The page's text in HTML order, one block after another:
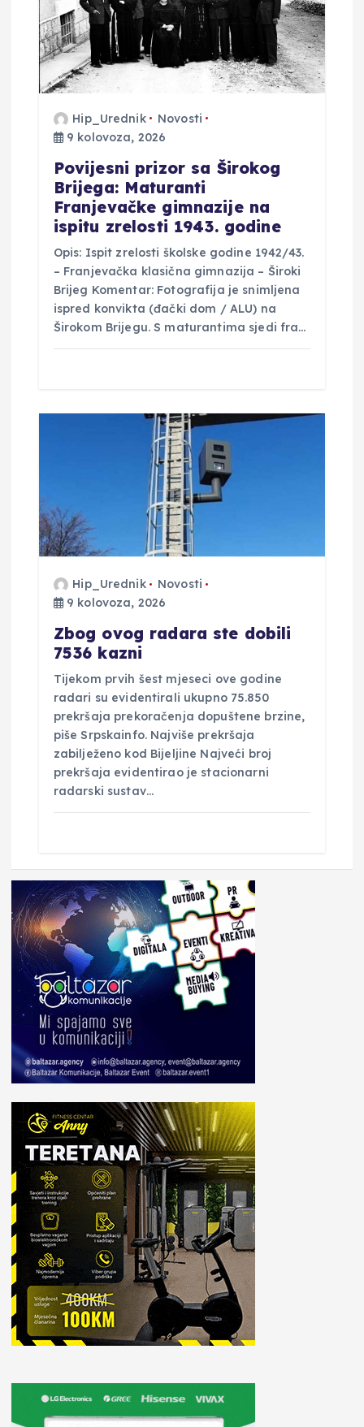
b
a
Hip_Urednik
Novosti
9 kolovoza, 2026
Povijesni prizor sa Širokog
Brijega: Maturanti
Franjevačke gimnazije na
ispitu zrelosti 1943. godine
Opis: Ispit zrelosti školske godine 1942/43.
– Franjevačka klasična gimnazija – Široki
Brijeg Komentar: Fotografija je snimljena
ispred konvikta (đački dom / ALU) na
Širokom Brijegu. S maturantima sjedi fra…
Hip_Urednik
Novosti
9 kolovoza, 2026
Zbog ovog radara ste dobili
7536 kazni
Tijekom prvih šest mjeseci ove godine
radari su evidentirali ukupno 75.850
prekršaja prekoračenja dopuštene brzine,
piše Srpskainfo. Najviše prekršaja
zabilježeno kod Bijeljine Najveći broj
prekršaja evidentirao je stacionarni
radarski sustav…